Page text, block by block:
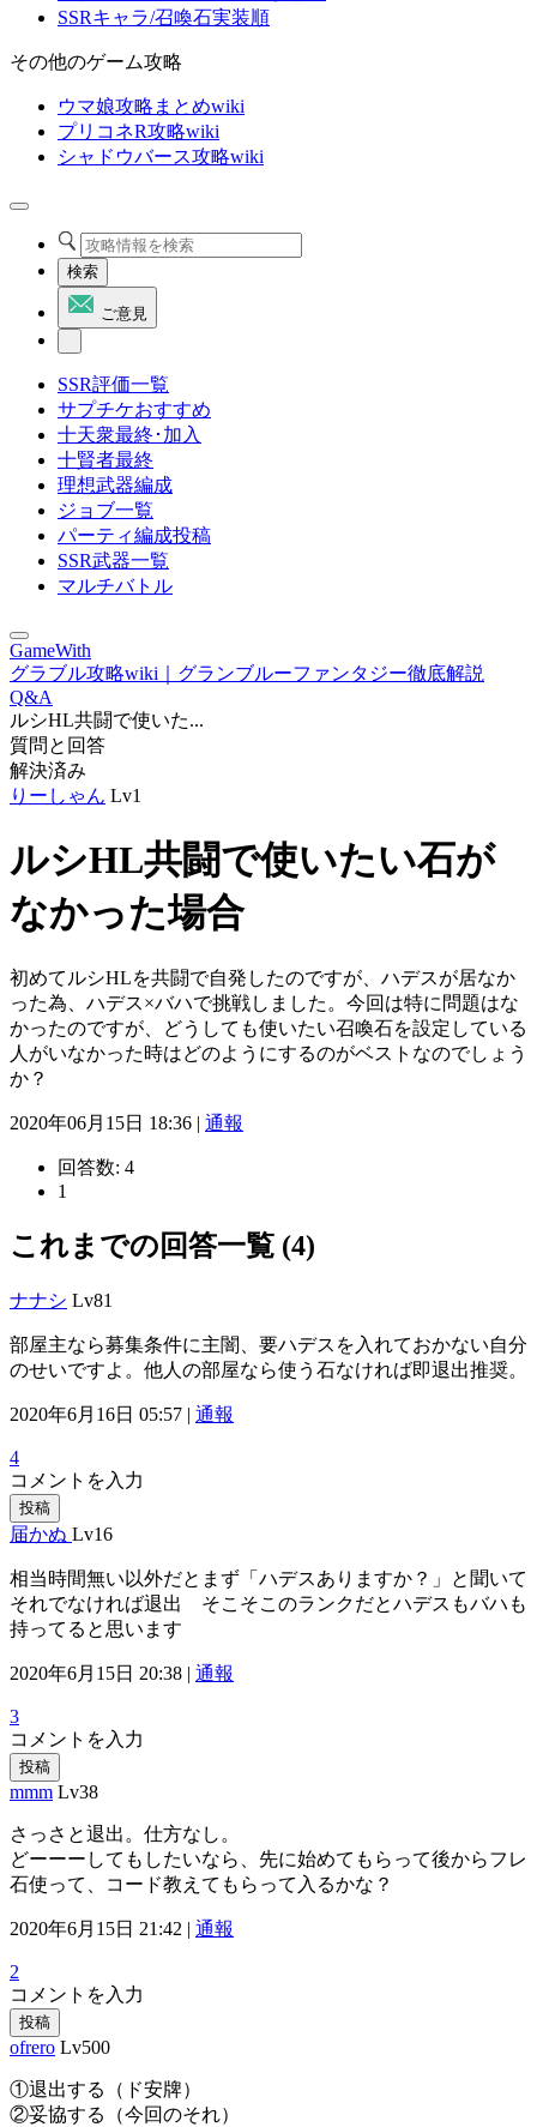
SSRキャラ/召喚石実装順
その他のゲーム攻略
ウマ娘攻略まとめwiki
プリコネR攻略wiki
シャドウバース攻略wiki
検索
ご意見
SSR評価一覧
サプチケおすすめ
十天衆最終･加入
十賢者最終
理想武器編成
ジョブ一覧
パーティ編成投稿
SSR武器一覧
マルチバトル
GameWith
グラブル攻略wiki｜グランブルーファンタジー徹底解説
Q&A
ルシHL共闘で使いた...
質問と回答
解決済み
りーしゃん Lv1
ルシHL共闘で使いたい石が
なかった場合
初めてルシHLを共闘で自発したのですが、ハデスが居なか
った為、ハデス×バハで挑戦しました。今回は特に問題はな
かったのですが、どうしても使いたい召喚石を設定している
人がいなかった時はどのようにするのがベストなのでしょう
か？
2020年06月15日 18:36 | 通報
回答数: 4
1
これまでの回答一覧 (4)
ナナシ Lv81
部屋主なら募集条件に主闇、要ハデスを入れておかない自分
のせいですよ。他人の部屋なら使う石なければ即退出推奨。
2020年6月16日 05:57 | 通報
4
コメントを入力
投稿
届かぬ Lv16
相当時間無い以外だとまず「ハデスありますか？」と聞いて
それでなければ退出 そこそこのランクだとハデスもバハも
持ってると思います
2020年6月15日 20:38 | 通報
3
コメントを入力
投稿
mmm Lv38
さっさと退出。仕方なし。
どーーーしてもしたいなら、先に始めてもらって後からフレ
石使って、コード教えてもらって入るかな？
2020年6月15日 21:42 | 通報
2
コメントを入力
投稿
ofrero Lv500
①退出する（ド安牌）
②妥協する（今回のそれ）